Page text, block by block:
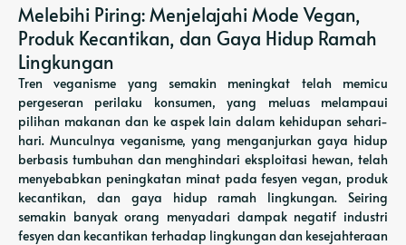
Melebihi Piring: Menjelajahi Mode Vegan,
Produk Kecantikan, dan Gaya Hidup Ramah
Lingkungan
Tren veganisme yang semakin meningkat telah memicu
pergeseran perilaku konsumen, yang meluas melampaui
pilihan makanan dan ke aspek lain dalam kehidupan sehari-
hari. Munculnya veganisme, yang menganjurkan gaya hidup
berbasis tumbuhan dan menghindari eksploitasi hewan, telah
menyebabkan peningkatan minat pada fesyen vegan, produk
kecantikan, dan gaya hidup ramah lingkungan. Seiring
semakin banyak orang menyadari dampak negatif industri
fesyen dan kecantikan terhadap lingkungan dan kesejahteraan